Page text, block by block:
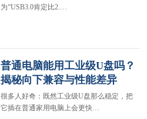
为“USB3.0肯定比2.…
普通电脑能用工业级U盘吗？
揭秘向下兼容与性能差异
很多人好奇：既然工业级U盘那么稳定，把
它插在普通家用电脑上会更快…